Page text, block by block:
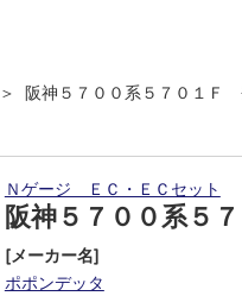
＞ 阪神５７００系５７０１Ｆ
Ｎゲージ ＥＣ・ＥＣセット
阪神５７００系５
[メーカー名]
ポポンデッタ